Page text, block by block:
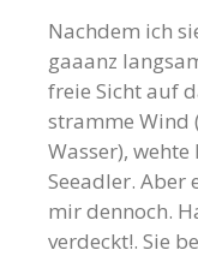
Nachdem ich
gaaanz
freie Sicht auf
stramme Wind
Wasser),
Seeadler. Aber
mir dennoch.
verdeckt!. Sie